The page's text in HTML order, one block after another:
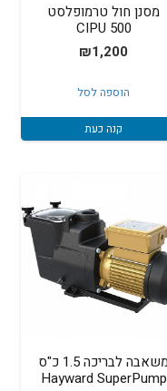
מסנן חול טרמופלסט
500 CIPU
₪1,200
הוספה לסל
קנה כעת
משאבה לבריכה 1.5 כ"ס
Hayward SuperPump